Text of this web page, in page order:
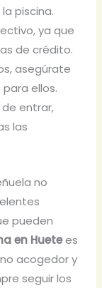
piscina.
ya que
de crédito.
asegúrate
ellos.
entrar,
las
no
pueden
en Huetees
acogedor y
seguir los